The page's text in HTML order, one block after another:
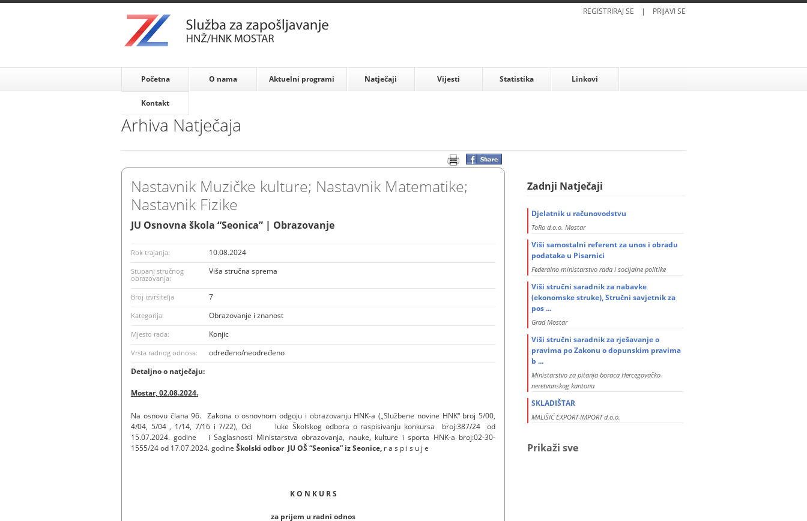
REGISTRIRAJ SE | PRIJAVI SE
Početna O nama Aktuelni programi Natječaji Vijesti Statistika Linkovi
Kontakt
Arhiva Natječaja
Nastavnik Muzičke kulture; Nastavnik Matematike;
Nastavnik Fizike
JU Osnovna škola “Seonica” | Obrazovanje
Rok trajanja: 10.08.2024
Stupanj stručnog
obrazovanja:
Viša stručna sprema
Broj izvršitelja 7
Kategorija: Obrazovanje i znanost
Mjesto rada: Konjic
Vrsta radnog odnosa:
određeno/neodređeno
Detaljno o natječaju:
Mostar, 02.08.2024.
Na osnovu člana 96. Zakona o osnovnom odgoju i obrazovanju HNK-a („Službene novine HNK“ broj 5/00,
4/04, 5/04 , 1/14, 7/16 i 7/22), Od luke Školskog odbora o raspisivanju konkursa broj:387/24 od
15.07.2024. godine i Saglasnosti Ministarstva obrazovanja, nauke, kulture i sporta HNK-a broj:02-30-
1555/24 od 17.07.2024. godine Školski odbor JU OŠ “Seonica” iz Seonice, r a s p i s u j e
K O N K U R S
za prijem u radni odnos
Zadnji Natječaji
Djelatnik u računovodstvu
ToRo d.o.o. Mostar
Viši samostalni referent za unos i obradu
podataka u Pisarnici
Federalno ministarstvo rada i socijalne politike
Viši stručni saradnik za nabavke
(ekonomske struke), Stručni savjetnik za
pos ...
Grad Mostar
Viši stručni saradnik za rješavanje o
pravima po Zakonu o dopunskim pravima
b ...
Ministarstvo za pitanja boraca Hercegovačko-
neretvanskog kantona
SKLADIŠTAR
MALIŠIĆ EXPORT-IMPORT d.o.o.
Prikaži sve